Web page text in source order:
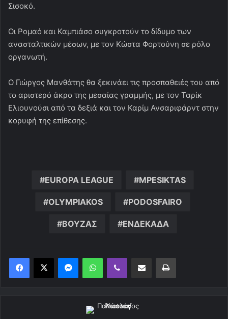
Σισοκό.
Οι Ρομαό και Καμπιάσο συγκροτούν το δίδυμο των
ανασταλτικών μέσων, με τον Κώστα Φορτούνη σε ρόλο
οργανωτή.
Ο Γιώργος Μανθάτης θα ξεκινάει τις προσπαθειές του από
το αριστερό άκρο της μεσαίας γραμμής, με τον Ταρίκ
Ελιουνούσι από τα δεξιά και τον Καρίμ Ανσαριφάρντ στην
κορυφή της επίθεσης.
EUROPA LEAGUE MPESIKTAS
OLYMPIAKOS PODOSFAIRO
ΒΟΥΖΑΣ ΕΝΔΕΚΑΔΑ
MessengerWhatsAppViber Κοινοποίηση μέσω ηλεκτρονικού ταχυδρομείουΕκτύπωση